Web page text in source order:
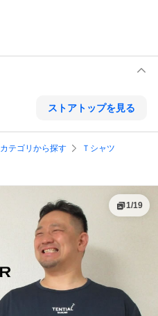
ストアトップを見る
カテゴリから探す Ｔシャツ
1/19